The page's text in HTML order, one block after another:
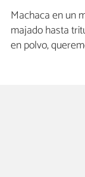
Machaca en un
majado hasta
en polvo,